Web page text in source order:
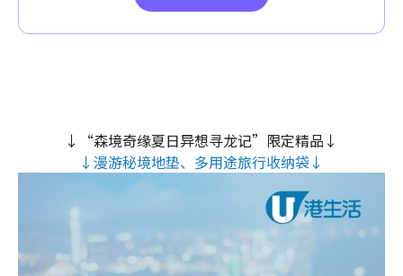
↓“森境奇缘夏日异想寻龙记”限定精品↓
↓漫游秘境地垫、多用途旅行收纳袋↓